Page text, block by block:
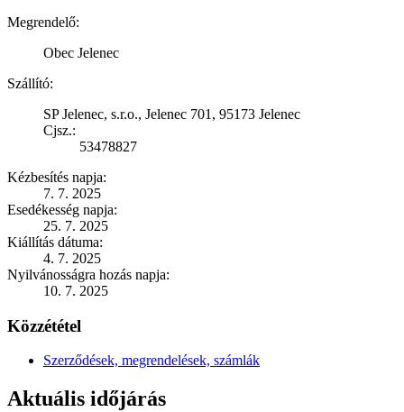
Megrendelő:
Obec Jelenec
Szállító:
SP Jelenec, s.r.o., Jelenec 701, 95173 Jelenec
Cjsz.:
53478827
Kézbesítés napja:
7. 7. 2025
Esedékesség napja:
25. 7. 2025
Kiállítás dátuma:
4. 7. 2025
Nyilvánosságra hozás napja:
10. 7. 2025
Közzététel
Szerződések, megrendelések, számlák
Aktuális időjárás